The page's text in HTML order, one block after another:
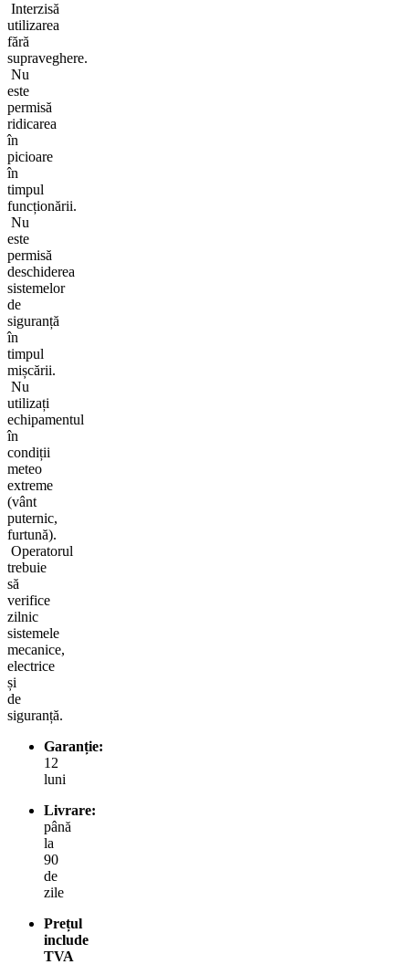
Interzisă
utilizarea
fără
supraveghere.
Nu
este
permisă
ridicarea
în
picioare
în
timpul
funcționării.
Nu
este
permisă
deschiderea
sistemelor
de
siguranță
în
timpul
mișcării.
Nu
utilizați
echipamentul
în
condiții
meteo
extreme
(vânt
puternic,
furtună).
Operatorul
trebuie
să
verifice
zilnic
sistemele
mecanice,
electrice
și
de
siguranță.
Garanție:
12
luni
Livrare:
până
la
90
de
zile
Prețul
include
TVA